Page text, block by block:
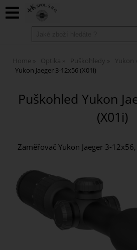
Home Optika Puškohledy
Yukon
Yukon Jaeger 3-12x56 (X01i)
Puškohled Yukon
(X01i)
Zaměřovač Yukon Jaeger 3-